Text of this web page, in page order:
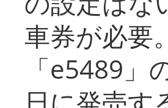
車券が必要
「e5489